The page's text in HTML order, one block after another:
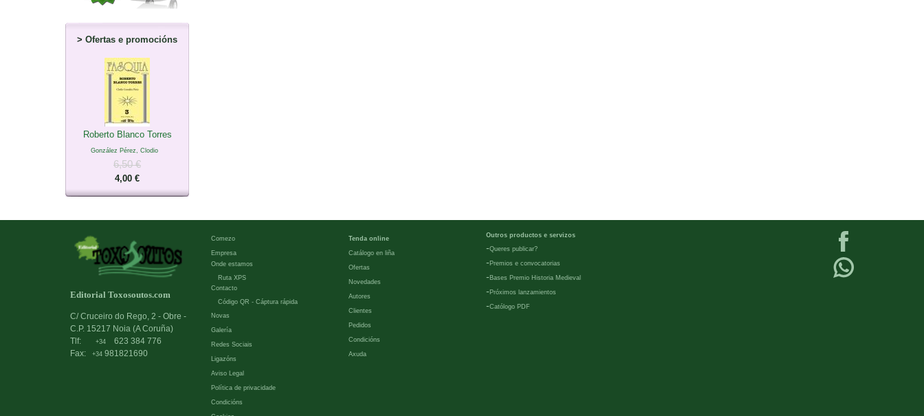
> Ofertas e promocións
Roberto Blanco Torres
González Pérez, Clodio
6,50 €
4,00 €
Editorial Toxosoutos.com
C/ Cruceiro do Rego, 2 - Obre -
C.P. 15217 Noia (A Coruña)
Tlf:
+34
623 384 776
Fax:
+34 981821690
Comezo
Empresa
Onde estamos
Ruta XPS
Contacto
Código QR - Cáptura rápida
Novas
Galería
Redes Sociais
Ligazóns
Aviso Legal
Política de privacidade
Condicións
Tenda online
Catálogo en liña
Ofertas
Novedades
Autores
Clientes
Pedidos
Condicións
Axuda
Outros productos e servizos
-Queres publicar?
- Premios e convocatorias
- Bases Premio Historia Medieval
- Próximos lanzamientos
-Católogo PDF